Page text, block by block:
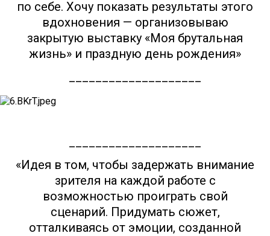
по себе. Хочу показать результаты этого
вдохновения — организовываю
закрытую выставку «Моя брутальная
жизнь» и праздную день рождения»
«Идея в том, чтобы задержать внимание
зрителя на каждой работе с
возможностью проиграть свой
сценарий. Придумать сюжет,
отталкиваясь от эмоции, созданной